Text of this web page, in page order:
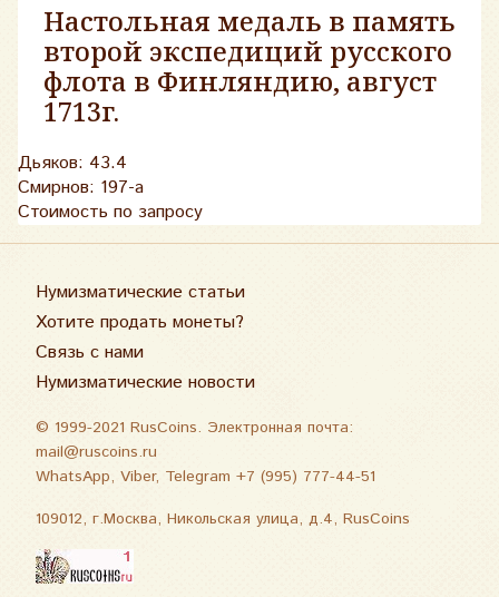
Настольная медаль в память
второй экспедиций русского
флота в Финляндию, август
1713г.
Дьяков: 43.4
Смирнов: 197-а
Стоимость по запросу
Нумизматические статьи
Хотите продать монеты?
Связь с нами
Нумизматические новости
© 1999-2021 RusCoins. Электронная почта:
mail@ruscoins.ru
WhatsApp, Viber, Telegram +7 (995) 777-44-51
109012, г.Москва, Никольская улица, д.4, RusCoins